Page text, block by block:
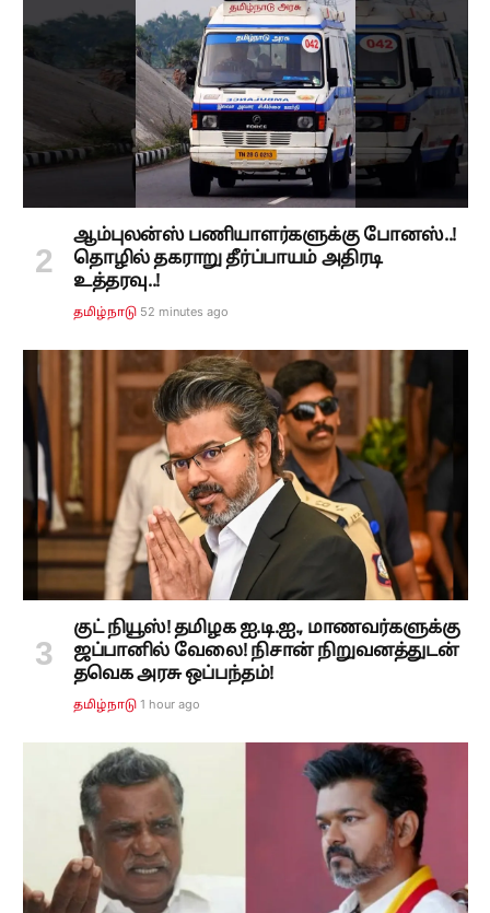
ஆம்புலன்ஸ் பணியாளர்களுக்கு போனஸ்..!
தொழில் தகராறு தீர்ப்பாயம் அதிரடி
உத்தரவு..!
தமிழ்நாடு 52 minutes ago
குட் நியூஸ்! தமிழக ஐ.டி.ஐ., மாணவர்களுக்கு
ஜப்பானில் வேலை! நிசான் நிறுவனத்துடன்
தவெக அரசு ஒப்பந்தம்!
தமிழ்நாடு 1 hour ago